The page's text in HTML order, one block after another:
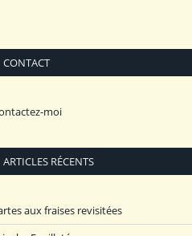
CONTACT
moi
ARTICLES RÉCENTS
aux fraises revisitées